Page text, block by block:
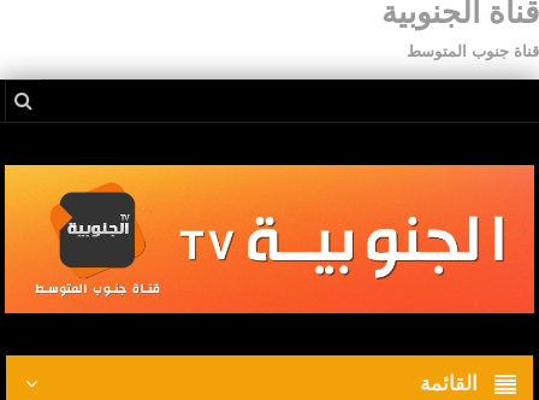
قناة الجنوبية
قناة جنوب المتوسط
القائمة